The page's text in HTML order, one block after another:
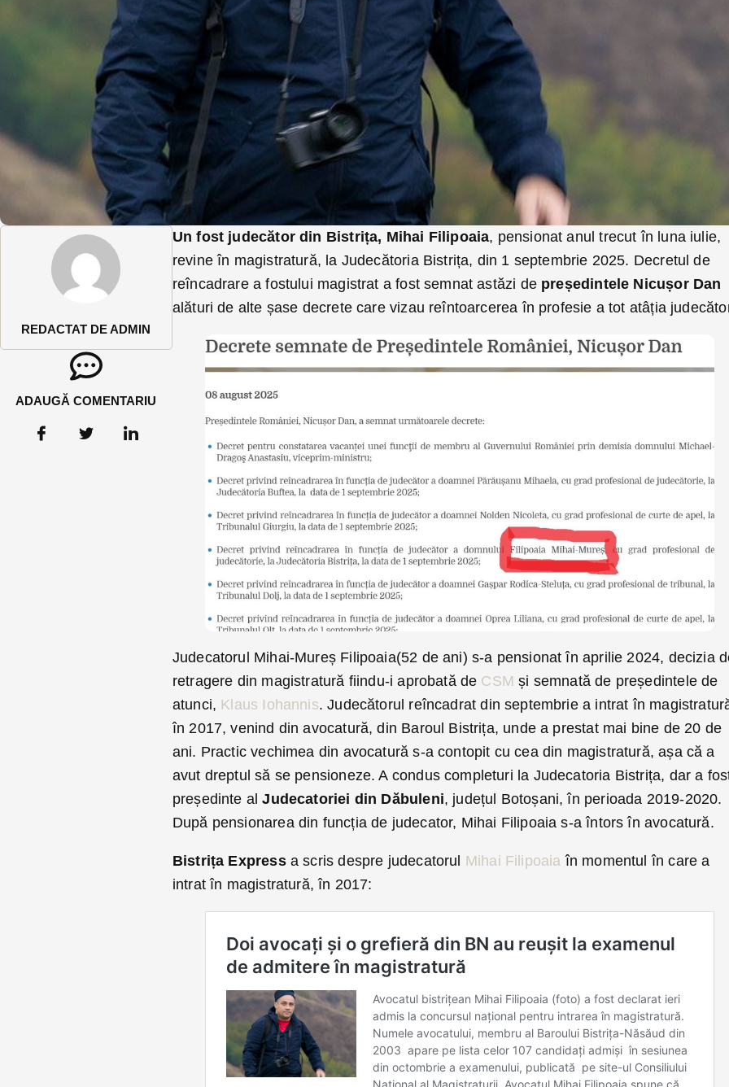
REDACTAT DE ADMIN
ADAUGĂ COMENTARIU
Un fost judecător din Bistrița, Mihai Filipoaia, pensionat anul trecut în luna iulie,
revine în magistratură, la Judecătoria Bistrița, din 1 septembrie 2025. Decretul de
reîncadrare a fostului magistrat a fost semnat astăzi de președintele Nicușor Dan
alături de alte șase decrete care vizau reîntoarcerea în profesie a tot atâția
Judecatorul Mihai-Mureș Filipoaia(52 de ani) s-a pensionat în aprilie 2024, decizia
retragere din magistratură fiindu-i aprobată de CSMși semnată de președintele de
atunci, Klaus Iohannis. Judecătorul reîncadrat din septembrie a intrat în
în 2017, venind din avocatură, din Baroul Bistrița, unde a prestat mai bine de 20 de
ani. Practic vechimea din avocatură s-a contopit cu cea din magistratură, așa că a
avut dreptul să se pensioneze. A condus completuri la Judecatoria Bistrița, dar a
președinte alJudecatoriei din Dăbuleni, județul Botoșani, în perioada 2019-2020.
După pensionarea din funcția de judecator, Mihai Filipoaia s-a întors în avocatură.
Bistrița Express a scris despre judecatorul Mihai Filipoaiaîn momentul în care a
intrat în magistratură, în 2017: